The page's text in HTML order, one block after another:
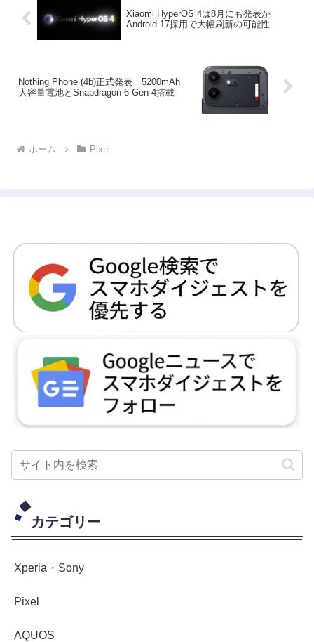
Xiaomi HyperOS 4は8月にも発表か
Android 17採用で大幅刷新の可能性
Nothing Phone (4b)正式発表 5200mAh
大容量電池とSnapdragon 6 Gen 4搭載
ホーム Pixel
カテゴリー
Xperia・Sony
Pixel
AQUOS